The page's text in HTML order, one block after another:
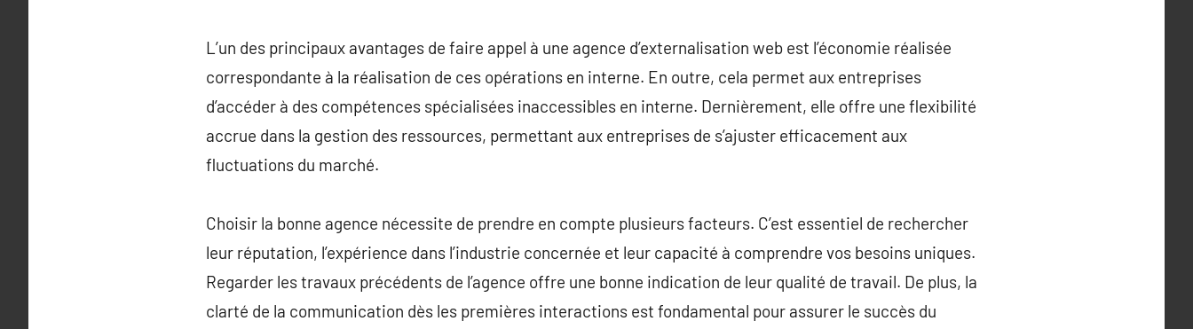
L’un des principaux avantages de faire appel à une agence d’externalisation web est l’économie réalisée
correspondante à la réalisation de ces opérations en interne. En outre, cela permet aux entreprises
d’accéder à des compétences spécialisées inaccessibles en interne. Dernièrement, elle offre une flexibilité
accrue dans la gestion des ressources, permettant aux entreprises de s’ajuster efficacement aux
fluctuations du marché.
Choisir la bonne agence nécessite de prendre en compte plusieurs facteurs. C’est essentiel de rechercher
leur réputation, l’expérience dans l’industrie concernée et leur capacité à comprendre vos besoins uniques.
Regarder les travaux précédents de l’agence offre une bonne indication de leur qualité de travail. De plus, la
clarté de la communication dès les premières interactions est fondamental pour assurer le succès du